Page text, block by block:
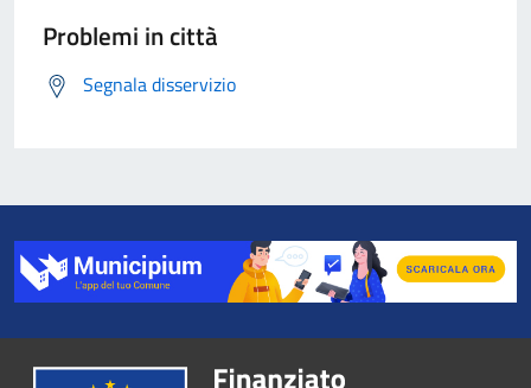
Problemi in città
Segnala disservizio